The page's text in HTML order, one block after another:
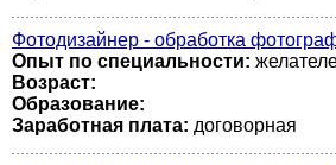
Фотодизайнер - обработка
Опыт по специальности:
Возраст:
Образование:
Заработная плата: договорная